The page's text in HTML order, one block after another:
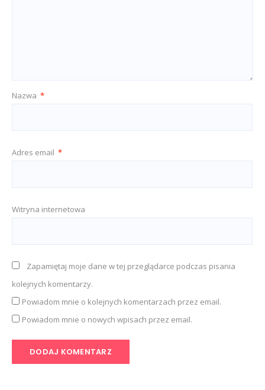
Nazwa *
Adres email *
Witryna internetowa
Zapamiętaj moje dane w tej przeglądarce podczas pisania
kolejnych komentarzy.
Powiadom mnie o kolejnych komentarzach przez email.
Powiadom mnie o nowych wpisach przez email.